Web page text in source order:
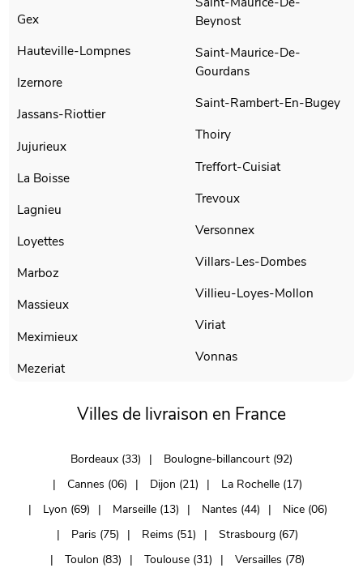
Gex
Hauteville-Lompnes
Izernore
Jassans-Riottier
Jujurieux
La Boisse
Lagnieu
Loyettes
Marboz
Massieux
Meximieux
Mezeriat
Beynost
Saint-Maurice-De-
Gourdans
Saint-Rambert-En-Bugey
Thoiry
Treffort-Cuisiat
Trevoux
Versonnex
Villars-Les-Dombes
Villieu-Loyes-Mollon
Viriat
Vonnas
Villes de livraison en France
Bordeaux (33)
Boulogne-billancourt (92)
Cannes (06)
Dijon (21)
La Rochelle (17)
Lyon (69)
Marseille (13) Nantes (44)
Nice (06)
Paris (75)
Reims (51)
Strasbourg (67)
Toulon (83)
Toulouse (31) Versailles (78)